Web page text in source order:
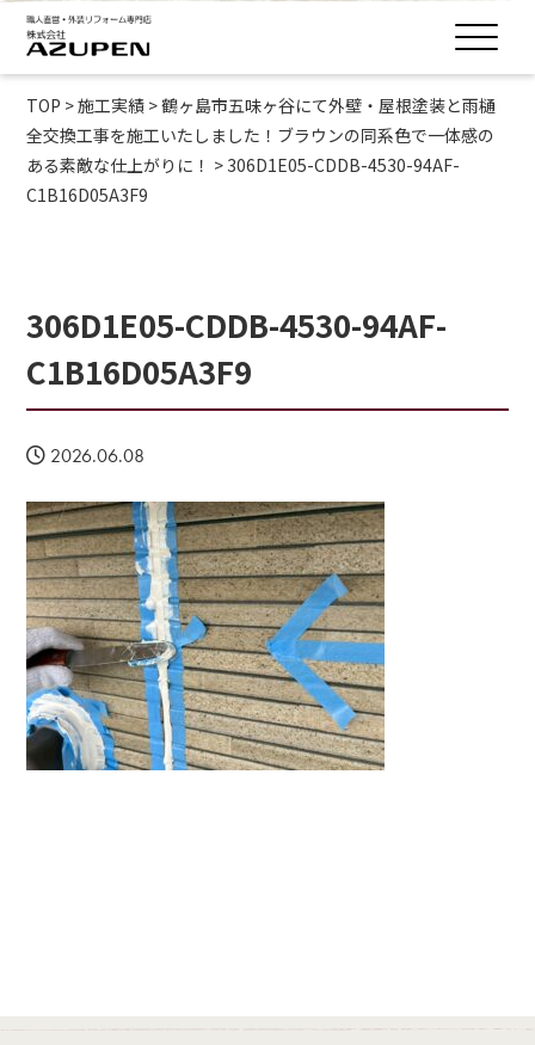
TOP >施工実績 >鶴ヶ島市五味ヶ谷にて外壁・屋根塗装と雨樋
全交換工事を施工いたしました！ブラウンの同系色で一体感の
ある素敵な仕上がりに！ > 306D1E05-CDDB-4530-94AF-
C1B16D05A3F9
306D1E05-CDDB-4530-94AF-
C1B16D05A3F9
2026.06.08